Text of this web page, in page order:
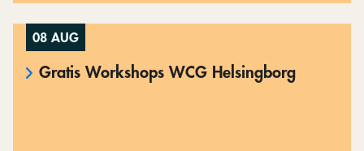
08 AUG
Gratis Workshops WCG Helsingborg